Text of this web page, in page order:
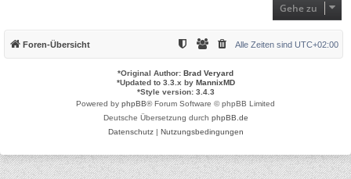
Gehe zu
Foren-Übersicht Alle Zeiten sind UTC+02:00
*Original Author: Brad Veryard
*Updated to 3.3.x by MannixMD
*Style version: 3.4.3
Powered by phpBB® Forum Software © phpBB Limited
Deutsche Übersetzung durch phpBB.de
Datenschutz| Nutzungsbedingungen